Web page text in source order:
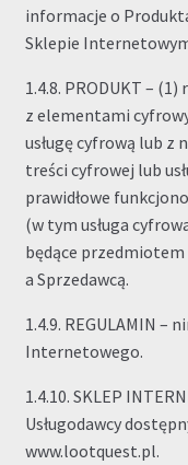
informacje o
Sklepie
1.4.8. PRODUKT –
z elementami
usługę cyfrową lub z
treści cyfrowej lub
prawidłowe
(w tym usługa
będące
a Sprzedawcą.
1.4.9. REGULAMIN –
Internetowego.
1.4.10. SKLEP
Usługodawcy
www.lootquest.pl.